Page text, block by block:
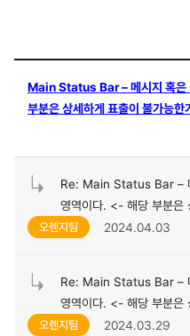
Main Status Bar – 메시지 혹은
부분은 상세하게 표출이 불가능한
Re: Main Status Bar –
영역이다. <- 해당 부분은
오렌지팀 2024.04.03
Re: Main Status Bar –
영역이다. <- 해당 부분은
오렌지팀 2024.03.29